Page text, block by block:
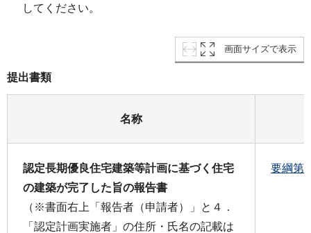
してください。
画面サイズで表示
提出書類
名称
認定長期優良住宅建築等計画に基づく住宅
の建築が完了した旨の報告書
（※書面右上「報告者（申請者）」と４．
「認定計画実施者」の住所・氏名の記載は
要綱第